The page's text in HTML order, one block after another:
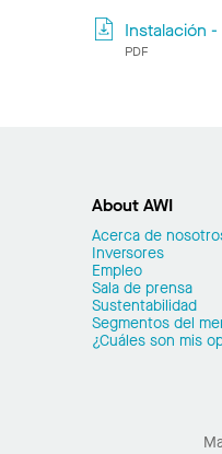
Instalación -
PDF
About AWI
Acerca de
Inversores
Empleo
Sala de prensa
Sustentabilidad
Segmentos del
¿Cuáles son mis